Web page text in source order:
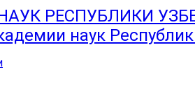
РЕСПУБЛИКИ
наук